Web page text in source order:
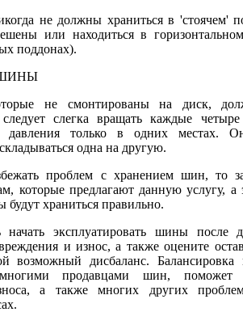
не должны храниться в 'стоячем'
или находиться в
поддонах).
не смонтированы на диск,
слегка вращать каждые
давления только в одних местах.
одна на другую.
проблем с хранением шин, то
которые предлагают данную услугу, а
храниться правильно.
эксплуатировать шины после
и износ, а также оцените
возможный дисбаланс. Балансировка
многими продавцами шин, поможет
а также многих других